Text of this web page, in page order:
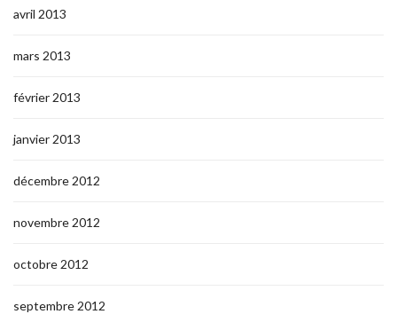
avril 2013
mars 2013
février 2013
janvier 2013
décembre 2012
novembre 2012
octobre 2012
septembre 2012